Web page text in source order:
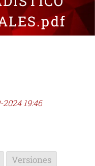
2024 19:46
Versiones